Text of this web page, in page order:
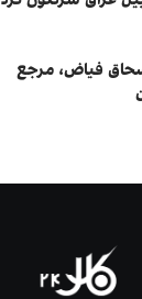
فیاض، مرجع